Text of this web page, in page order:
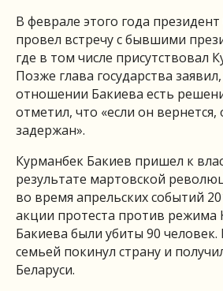
В феврале этого года
провел встречу с бывшими
где в том числе присутствовал
Позже глава государства
отношении Бакиева есть
отметил, что «если он
задержан».
Курманбек Бакиев пришел к
результате мартовской
во время апрельских событий
акции протеста против режима
Бакиева были убиты 90
семьей покинул страну и
Беларуси.